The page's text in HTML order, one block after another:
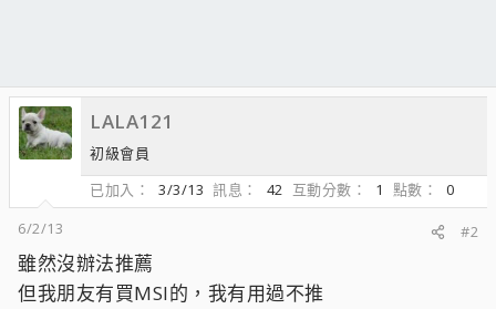
LALA121
初級會員
已加入
3/3/13 訊息 42 互動分數 1 點數
0
6/2/13
#2
雖然沒辦法推薦
但我朋友有買MSI的，我有用過不推